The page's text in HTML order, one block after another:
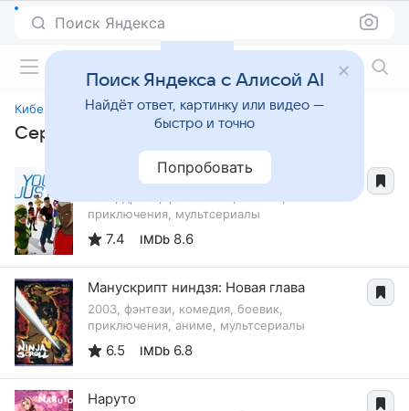
Поиск Яндекса
Киберслав
Сериалы, похожие на «Киберслав»
Юная Лига справедливости
приключения, мультсериалы
7.4 IMDb 8.6
Манускрипт ниндзя: Новая глава
2003, фэнтези, комедия, боевик,
приключения, аниме, мультсериалы
6.5 IMDb 6.8
Наруто
Поиск Яндекса с Алисой AI
Найдёт ответ, картинку или видео —
быстро и точно
Попробовать